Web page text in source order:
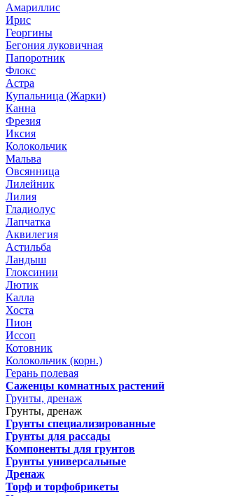
Амариллис
Ирис
Георгины
Бегония луковичная
Папоротник
Флокс
Астра
Купальница (Жарки)
Канна
Фрезия
Иксия
Колокольчик
Мальва
Овсянница
Лилейник
Лилия
Гладиолус
Лапчатка
Аквилегия
Астильба
Ландыш
Глоксинии
Лютик
Калла
Хоста
Пион
Иссоп
Котовник
Колокольчик (корн.)
Герань полевая
Саженцы комнатных растений
Грунты, дренаж
Грунты, дренаж
Грунты специализированные
Грунты для рассады
Компоненты для грунтов
Грунты универсальные
Дренаж
Торф и торфобрикеты